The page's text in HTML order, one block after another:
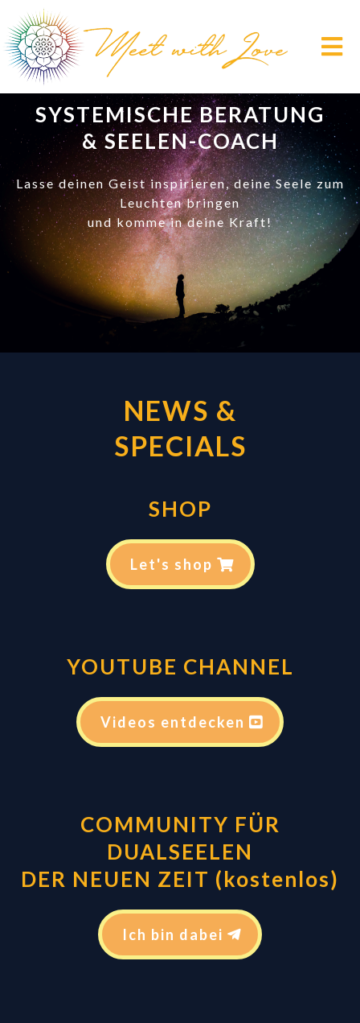
SYSTEMISCHE BERATUNG
& SEELEN-COACH
Lasse deinen Geist inspirieren, deine Seele zum
Leuchten bringen
und komme in deine Kraft!
NEWS &
SPECIALS
SHOP
Let's shop
YOUTUBE CHANNEL
Videos entdecken
COMMUNITY FÜR
DUALSEELEN
DER NEUEN ZEIT (kostenlos)
Ich bin dabei